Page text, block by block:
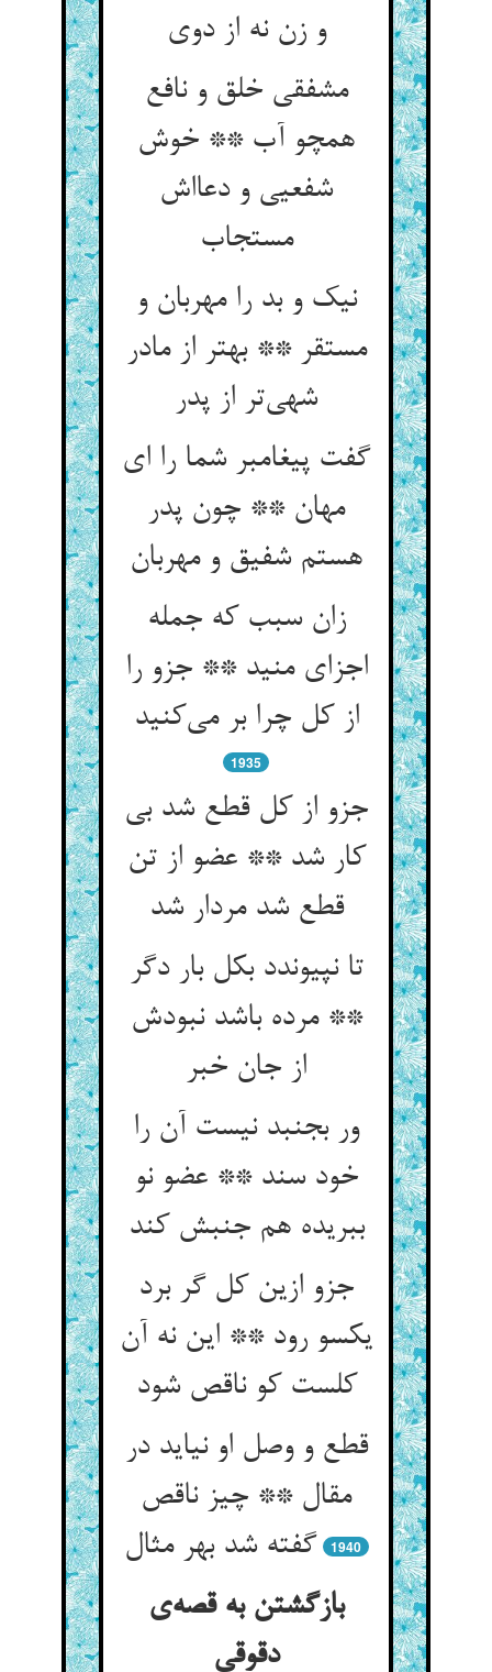
و زن نه از دوی
مشفقی خلق و نافع
همچو آب ** خوش
شفعیی و دعااش
مستجاب
نیک و بد را مهربان و
مستقر ** بهتر از مادر
شهی‌تر از پدر
گفت پیغامبر شما را ای
مهان ** چون پدر
هستم شفیق و مهربان
زان سبب که جمله
اجزای منید ** جزو را
از کل چرا بر می‌کنید
1935
جزو از کل قطع شد بی
کار شد ** عضو از تن
قطع شد مردار شد
تا نپیوندد بکل بار دگر
** مرده باشد نبودش
از جان خبر
ور بجنبد نیست آن را
خود سند ** عضو نو
ببریده هم جنبش کند
جزو ازین کل گر برد
یکسو رود ** این نه آن
کلست کو ناقص شود
قطع و وصل او نیاید در
مقال ** چیز ناقص
گفته شد بهر مثال
1940
بازگشتن به قصه‌ی
دقوقی